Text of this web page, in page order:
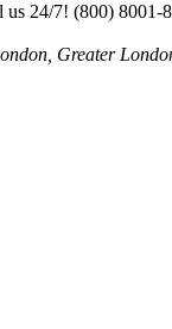
us 24/7! (800) 8001-
Greater